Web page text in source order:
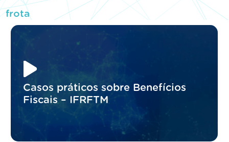
frota
Casos práticos sobre Benefícios
Fiscais – IFRFTM